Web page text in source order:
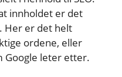
innholdet er det
Her er det helt
ordene, eller
Google leter etter.